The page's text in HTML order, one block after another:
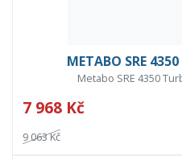
METABO SRE
Metabo SRE 4350
7 968 Kč
9 063 Kč